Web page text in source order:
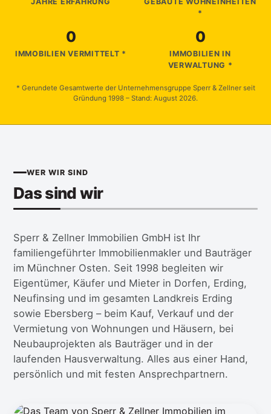
*
0
IMMOBILIEN VERMITTELT *
0
IMMOBILIEN IN
VERWALTUNG *
* Gerundete Gesamtwerte der Unternehmensgruppe Sperr & Zellner seit
Gründung 1998 – Stand: August 2026.
WER WIR SIND
Das sind wir
Sperr & Zellner Immobilien GmbH ist Ihr
familiengeführter Immobilienmakler und Bauträger
im Münchner Osten. Seit 1998 begleiten wir
Eigentümer, Käufer und Mieter in Dorfen, Erding,
Neufinsing und im gesamten Landkreis Erding
sowie Ebersberg – beim Kauf, Verkauf und der
Vermietung von Wohnungen und Häusern, bei
Neubauprojekten als Bauträger und in der
laufenden Hausverwaltung. Alles aus einer Hand,
persönlich und mit festen Ansprechpartnern.